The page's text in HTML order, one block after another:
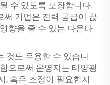
수 있도록 보장합니다.
기업은 전력 공급이 끊
향을 줄 수 있는 다운타
것도 유용할 수 있습니
으로써 운영자는 태양광
, 혹은 조정이 필요한지